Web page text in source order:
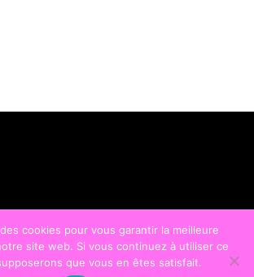
cookies pour vous garantir la meilleure
site web. Si vous continuez à utiliser ce
que vous en êtes satisfait.